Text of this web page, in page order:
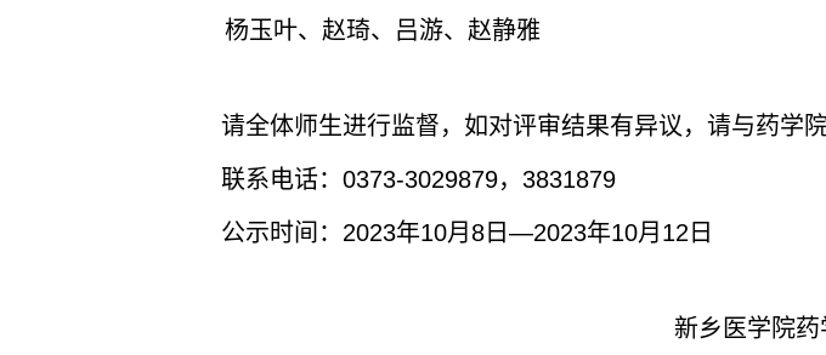
杨玉叶、赵琦、吕游、赵静雅
请全体师生进行监督，如对评审结果有异议，请与药学
联系电话：0373-3029879，3831879
公示时间：2023年10月8日—2023年10月12日
新乡医学院药